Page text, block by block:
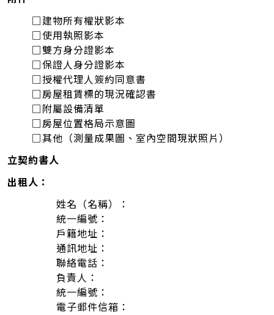
□建物所有權狀影本
□使用執照影本
□雙方身分證影本
□保證人身分證影本
□授權代理人簽約同意書
□房屋租賃標的現況確認書
□附屬設備清單
□房屋位置格局示意圖
□其他（測量成果圖、室內空間現狀照片）
立契約書人
出租人：
姓名（名稱）：
統一編號：
戶籍地址：
通訊地址：
聯絡電話：
負責人：
統一編號：
電子郵件信箱：